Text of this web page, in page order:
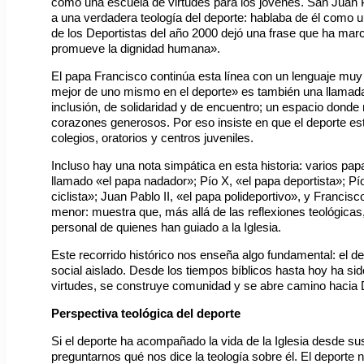
a una verdadera teología del deporte: hablaba de él como
de los Deportistas del año 2000 dejó una frase que ha
promueve la dignidad humana».
El papa Francisco continúa esta línea con un lenguaje
mejor de uno mismo en el deporte» es también una
inclusión, de solidaridad y de encuentro; un espacio
corazones generosos. Por eso insiste en que el deporte
colegios, oratorios y centros juveniles.
Incluso hay una nota simpática en esta historia: varios
llamado «el papa nadador»; Pío X, «el papa deportista»;
ciclista»; Juan Pablo II, «el papa polideportivo», y
menor: muestra que, más allá de las reflexiones
personal de quienes han guiado a la Iglesia.
Este recorrido histórico nos enseña algo fundamental: el
social aislado. Desde los tiempos bíblicos hasta hoy ha
virtudes, se construye comunidad y se abre camino hacia
Perspectiva teológica del deporte
Si el deporte ha acompañado la vida de la Iglesia desde
preguntarnos qué nos dice la teología sobre él. El deporte